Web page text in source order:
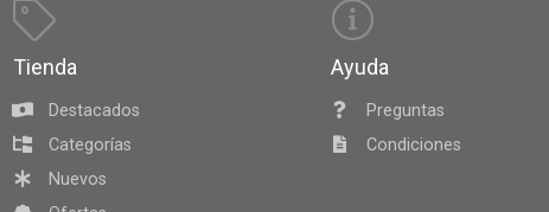
Tienda
Destacados
Categorías
Nuevos
Ayuda
Preguntas
Condiciones